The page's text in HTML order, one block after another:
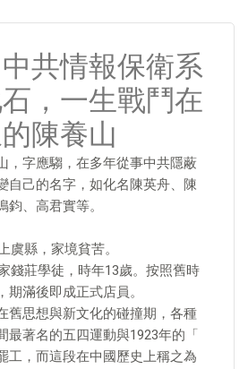
中共情報保衛系
，一生戰鬥在
陳養山
，字應騶，在多年從事中共隱蔽
自己的名字，如化名陳英舟、陳
、高君實等。
虞縣，家境貧苦。
錢莊學徒，時年13歲。按照舊時
期滿後即成正式店員。
舊思想與新文化的碰撞期，各種
最著名的五四運動與1923年的「
工，而這段在中國歷史上稱之為